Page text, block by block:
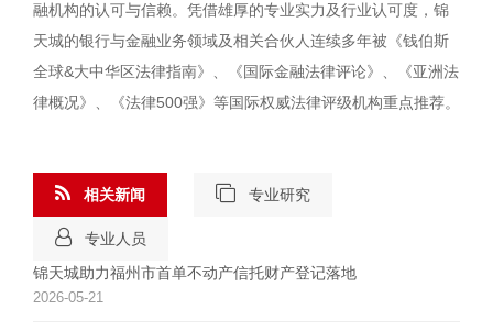
融机构的认可与信赖。凭借雄厚的专业实力及行业认可度，锦
天城的银行与金融业务领域及相关合伙人连续多年被《钱伯斯
全球&大中华区法律指南》、《国际金融法律评论》、《亚洲法
律概况》、《法律500强》等国际权威法律评级机构重点推荐。
相关新闻
锦天城助力福州市首单不动产信托财产登记落地
2026-05-21
专业研究
专业人员